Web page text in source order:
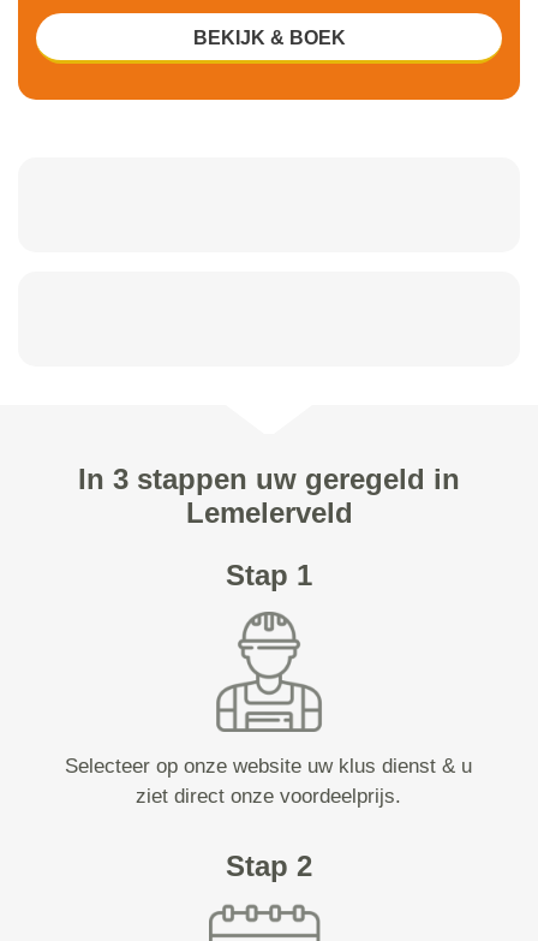
BEKIJK & BOEK
In 3 stappen uw geregeld in
Lemelerveld
Stap 1
Selecteer op onze website uw klus dienst & u
ziet direct onze voordeelprijs.
Stap 2